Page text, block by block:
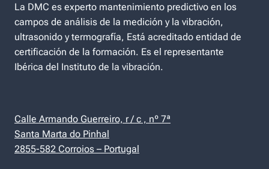
La DMC es experto mantenimiento predictivo en los
campos de análisis de la medición y la vibración,
ultrasonido y termografía, Está acreditado entidad de
certificación de la formación. Es el representante
Ibérica del Instituto de la vibración.
Calle Armando Guerreiro, r / c , nº 7ª
Santa Marta do Pinhal
2855-582 Corroios – Portugal